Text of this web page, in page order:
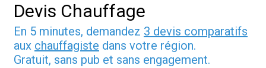
Devis Chauffage
En 5 minutes, demandez 3 devis comparatifs
aux chauffagiste dans votre région.
Gratuit, sans pub et sans engagement.